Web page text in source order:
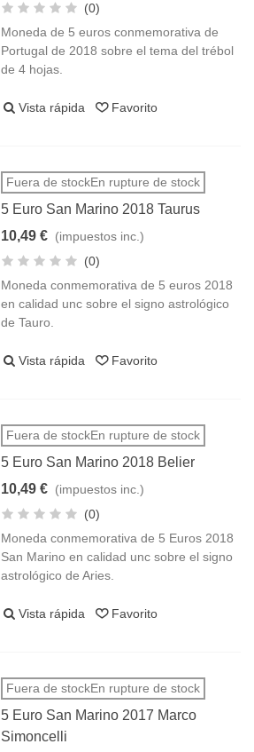
(0)
Moneda de 5 euros conmemorativa de
Portugal de 2018 sobre el tema del trébol
de 4 hojas.
Vista rápida Favorito
Fuera de stockEn rupture de stock
5 Euro San Marino 2018 Taurus
10,49 € (impuestos inc.)
(0)
Moneda conmemorativa de 5 euros 2018
en calidad unc sobre el signo astrológico
de Tauro.
Vista rápida Favorito
Fuera de stockEn rupture de stock
5 Euro San Marino 2018 Belier
10,49 € (impuestos inc.)
(0)
Moneda conmemorativa de 5 Euros 2018
San Marino en calidad unc sobre el signo
astrológico de Aries.
Vista rápida Favorito
Fuera de stockEn rupture de stock
5 Euro San Marino 2017 Marco
Simoncelli